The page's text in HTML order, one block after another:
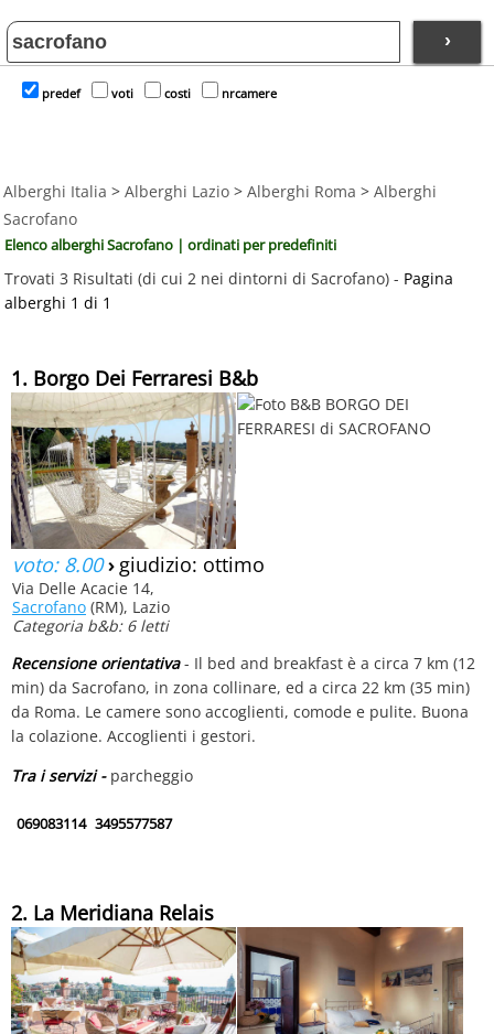
›
predef voti costi nrcamere
Alberghi Italia > Alberghi Lazio > Alberghi Roma > Alberghi
Sacrofano
Elenco alberghi Sacrofano | ordinati per predefiniti
Trovati 3 Risultati (di cui 2 nei dintorni di Sacrofano) - Pagina
alberghi 1 di 1
1. Borgo Dei Ferraresi B&b
voto: 8.00› giudizio: ottimo
Via Delle Acacie 14,
Sacrofano (RM), Lazio
Categoria b&b: 6 letti
Recensione orientativa- Il bed and breakfast è a circa 7 km (12
min) da Sacrofano, in zona collinare, ed a circa 22 km (35 min)
da Roma. Le camere sono accoglienti, comode e pulite. Buona
la colazione. Accoglienti i gestori.
Tra i servizi - parcheggio
069083114 3495577587
2. La Meridiana Relais